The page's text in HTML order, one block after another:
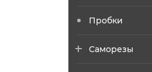
Пробки
Саморезы